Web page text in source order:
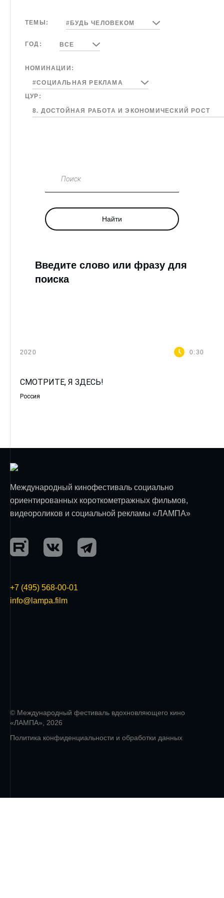
ТЕМЫ: #БУДЬ ЧЕЛОВЕКОМ
ГОД: ВСЕ
НОМИНАЦИИ:
#СОЦИАЛЬНАЯ РЕКЛАМА
ЦУР:
8. ДОСТОЙНАЯ РАБОТА И ЭКОНОМИЧЕСКИЙ РОСТ
Поиск
Найти
Введите слово или фразу для
поиска
2020 0:30
СМОТРИТЕ, Я ЗДЕСЬ!
Россия
Международный кинофестиваль социально
ориентированных короткометражных фильмов,
видеороликов и социальной рекламы «ЛАМПА»
+7 (495) 568-00-01
info@lampa.film
© Международный фестиваль вдохновляющего кино
«ЛАМПА», 2026
Политика конфиденциальности и обработки данных